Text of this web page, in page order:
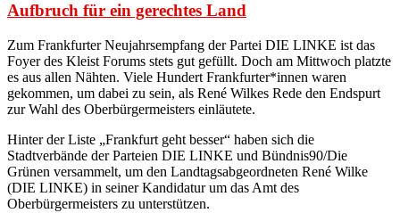
Aufbruch für ein gerechtes Land
Zum Frankfurter Neujahrsempfang der Partei DIE LINKE ist das
Foyer des Kleist Forums stets gut gefüllt. Doch am Mittwoch platzte
es aus allen Nähten. Viele Hundert Frankfurter*innen waren
gekommen, um dabei zu sein, als René Wilkes Rede den Endspurt
zur Wahl des Oberbürgermeisters einläutete.
Hinter der Liste „Frankfurt geht besser“ haben sich die
Stadtverbände der Parteien DIE LINKE und Bündnis90/Die
Grünen versammelt, um den Landtagsabgeordneten René Wilke
(DIE LINKE) in seiner Kandidatur um das Amt des
Oberbürgermeisters zu unterstützen.